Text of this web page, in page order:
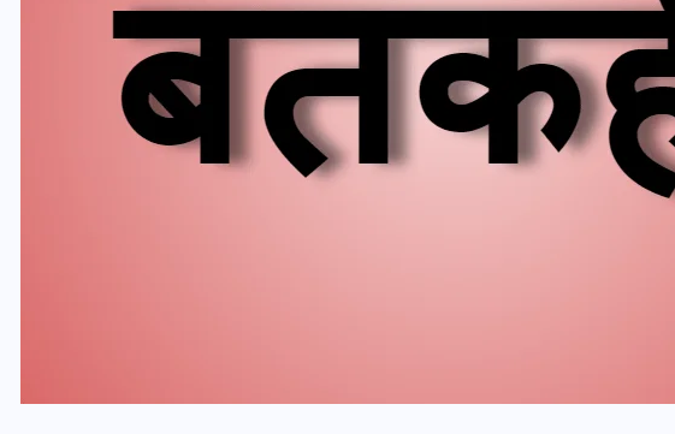
यूपी लेखपाल भर्ती: ओबीसी को
मिली बड़ी राहत, 2158 पदों पर
बंपर वैकेंसी, जनरल कोटे में भारी
हुआ